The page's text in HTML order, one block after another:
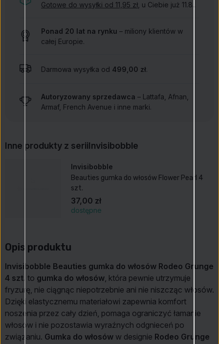
Gotowe do wysyłki od 11,95 zł , u Ciebie już 11.8..
Ponad 20 lat na rynku – miliony klientów w
całej Europie.
Darmowa wysyłka od 499,00 zł.
Autoryzowany sprzedawca – Lattafa, Afnan,
Armaf, French Avenue i inne marki.
Opis produktu
Invisibobble Beauties gumka do włosów Rodeo Grunge
4 szt. to gumka do włosów , która pewnie utrzymuje
fryzurę, nie ciągnąc niepotrzebnie ani nie niszcząc włosów.
Dzięki elastycznemu materiałowi zapewnia komfort
noszenia przez cały dzień, pomaga ograniczyć łamanie
włosów i nie pozostawia wyraźnych odgnieceń po
związaniu. Gumka do włosów w designie Rodeo Grunge
Inne produkty z seriiInvisibobble
Invisibobble
Beauties gumka do włosów Flower Pearl 4
szt.
37,00 zł
dostępne